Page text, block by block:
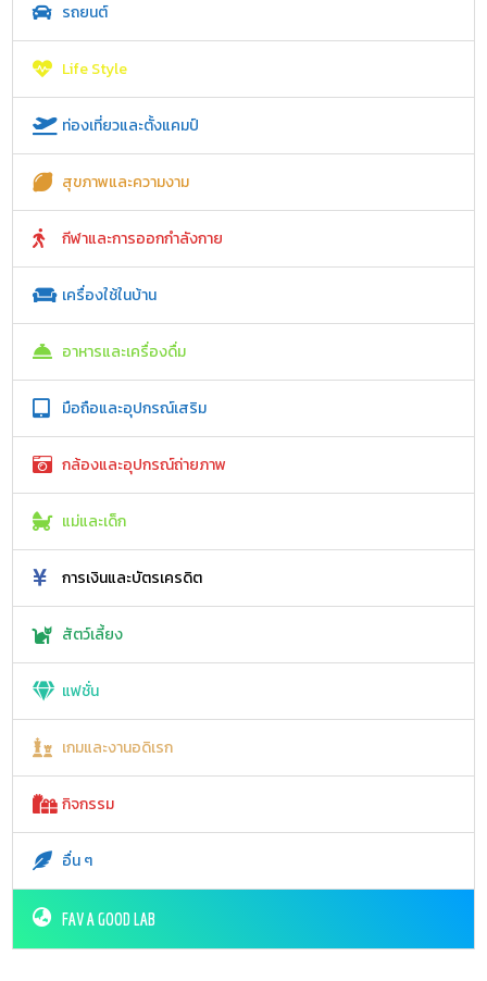
รถยนต์
Life Style
ท่องเที่ยวและตั้งแคมป์
สุขภาพและความงาม
กีฬาและการออกกำลังกาย
เครื่องใช้ในบ้าน
อาหารและเครื่องดื่ม
มือถือและอุปกรณ์เสริม
กล้องและอุปกรณ์ถ่ายภาพ
แม่และเด็ก
การเงินและบัตรเครดิต
สัตว์เลี้ยง
แฟชั่น
เกมและงานอดิเรก
กิจกรรม
อื่น ๆ
FAV A GOOD LAB